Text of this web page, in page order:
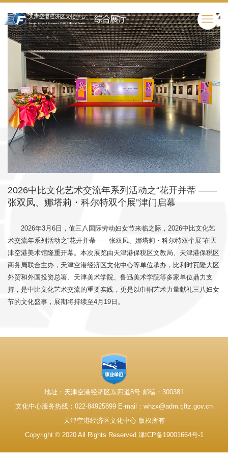
2026中比文化艺术交流年系列活动之“花开并蒂 ——
张双凤、娜塔莉・科尔特双个展”津门启幕
2026年3月6日，值三八国际劳动妇女节来临之际，2026中比文化艺
术交流年系列活动之“花开并蒂——张双凤、娜塔莉・科尔特双个展”在天
津空港美术馆隆重开幕。本次展览由天津港保税区文教局、天津港保税区
商务局联合主办，天津空港经济区文化中心等单位承办，比利时瓦隆大区
外贸和外国投资总署、天津美术学院、鲁迅美术学院等多家单位鼎力支
持，是中比文化艺术交流的重要实践，更是以巾帼艺术力量献礼三八妇女
节的文化盛事，展期将持续至4月19日。
地址：天津空港经济区东四道8号 邮编：300381
文化中心服务热线：022-84925899 E-mail：whzx@adm.tjftz.gov.cn
天津空港经济区文化中心 版权所有
Copyright © 2020 All Rights Reserved 津ICP备19001664号-1